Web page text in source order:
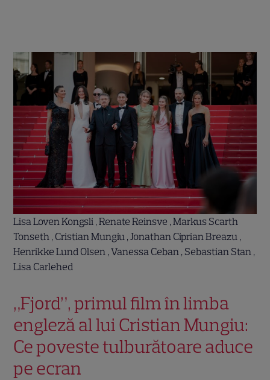
Lisa Loven Kongsli , Renate Reinsve , Markus Scarth
Tonseth , Cristian Mungiu , Jonathan Ciprian Breazu ,
Henrikke Lund Olsen , Vanessa Ceban , Sebastian Stan ,
Lisa Carlehed
„Fjord”, primul film în limba
engleză al lui Cristian Mungiu:
Ce poveste tulburătoare aduce
pe ecran